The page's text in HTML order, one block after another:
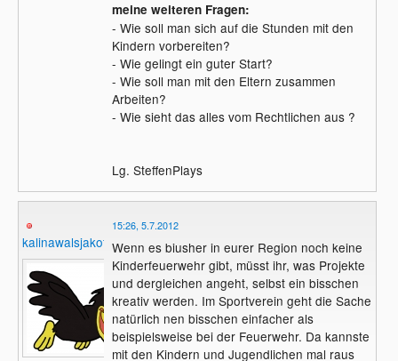
meine weiteren Fragen:
- Wie soll man sich auf die Stunden mit den
Kindern vorbereiten?
- Wie gelingt ein guter Start?
- Wie soll man mit den Eltern zusammen
Arbeiten?
- Wie sieht das alles vom Rechtlichen aus ?
Lg. SteffenPlays
kalinawalsjakoff
15:26, 5.7.2012
Wenn es biusher in eurer Region noch keine
Kinderfeuerwehr gibt, müsst ihr, was Projekte
und dergleichen angeht, selbst ein bisschen
kreativ werden. Im Sportverein geht die Sache
natürlich nen bisschen einfacher als
beispielsweise bei der Feuerwehr. Da kannste
mit den Kindern und Jugendlichen mal raus